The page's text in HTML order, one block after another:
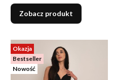
Zobacz produkt
Okazja
Bestseller
Nowość